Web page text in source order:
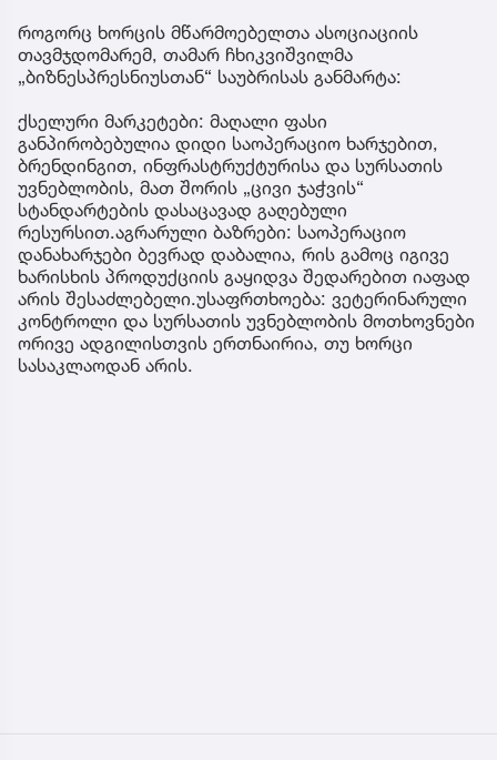
როგორც ხორცის მწარმოებელთა ასოციაციის
თავმჯდომარემ, თამარ ჩხიკვიშვილმა
„ბიზნესპრესნიუსთან“ საუბრისას განმარტა:
ქსელური მარკეტები: მაღალი ფასი
განპირობებულია დიდი საოპერაციო ხარჯებით,
ბრენდინგით, ინფრასტრუქტურისა და სურსათის
უვნებლობის, მათ შორის „ცივი ჯაჭვის“
სტანდარტების დასაცავად გაღებული
რესურსით.აგრარული ბაზრები: საოპერაციო
დანახარჯები ბევრად დაბალია, რის გამოც იგივე
ხარისხის პროდუქციის გაყიდვა შედარებით იაფად
არის შესაძლებელი.უსაფრთხოება: ვეტერინარული
კონტროლი და სურსათის უვნებლობის მოთხოვნები
ორივე ადგილისთვის ერთნაირია, თუ ხორცი
სასაკლაოდან არის.